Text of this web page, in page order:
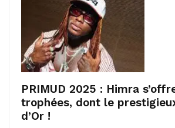
PRIMUD 2025 : Himra
trophées, dont le
d’Or !